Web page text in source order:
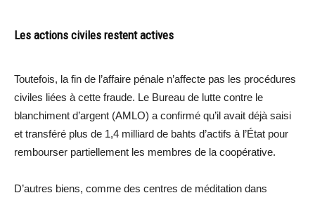
Les actions civiles restent actives
Toutefois, la fin de l’affaire pénale n’affecte pas les procédures
civiles liées à cette fraude. Le Bureau de lutte contre le
blanchiment d’argent (AMLO) a confirmé qu’il avait déjà saisi
et transféré plus de 1,4 milliard de bahts d’actifs à l’État pour
rembourser partiellement les membres de la coopérative.
D’autres biens, comme des centres de méditation dans